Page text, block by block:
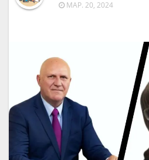
МАР. 20, 2024